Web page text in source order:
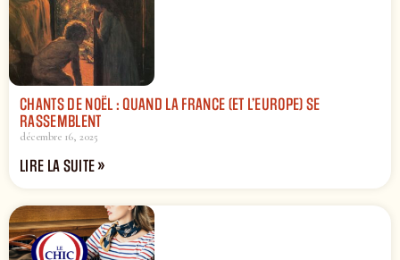
CHANTS DE NOËL : QUAND LA FRANCE (ET L’EUROPE) SE
RASSEMBLENT
décembre 16, 2025
LIRE LA SUITE »